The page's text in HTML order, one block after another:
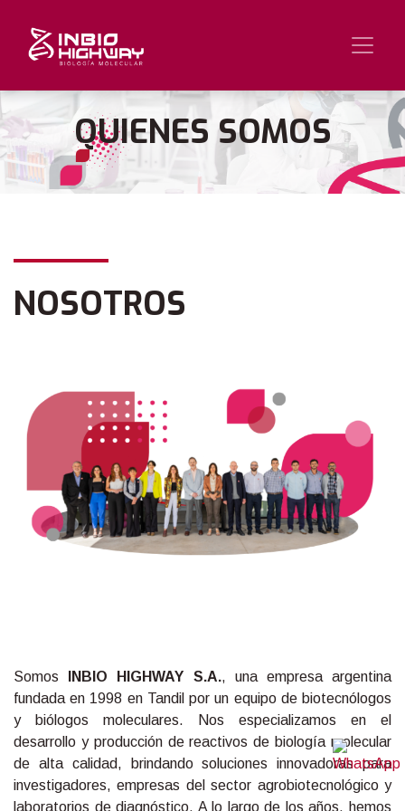
QUIENES SOMOS
NOSOTROS
Somos INBIO HIGHWAY S.A., una empresa argentina
fundada en 1998 en Tandil por un equipo de biotecnólogos
y biólogos moleculares. Nos especializamos en el
desarrollo y producción de reactivos de biología molecular
de alta calidad, brindando soluciones innovadoras para
investigadores, empresas del sector agrobiotecnológico y
laboratorios de diagnóstico. A lo largo de los años, hemos